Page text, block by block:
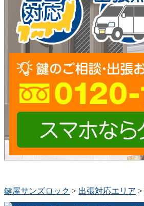
鍵屋サンズロック > 出張対応エリア >